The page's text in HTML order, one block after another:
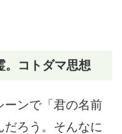
コトダマ思想
ーンで「君の名前
ろう。そんなに